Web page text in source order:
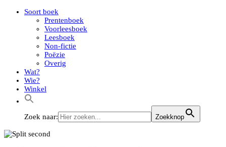
Soort boek
Prentenboek
Voorleesboek
Leesboek
Non-fictie
Poëzie
Overig
Wat?
Wie?
Winkel
Zoek naar: Zoekknop